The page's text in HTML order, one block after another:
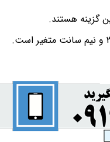
گزینه هستند.